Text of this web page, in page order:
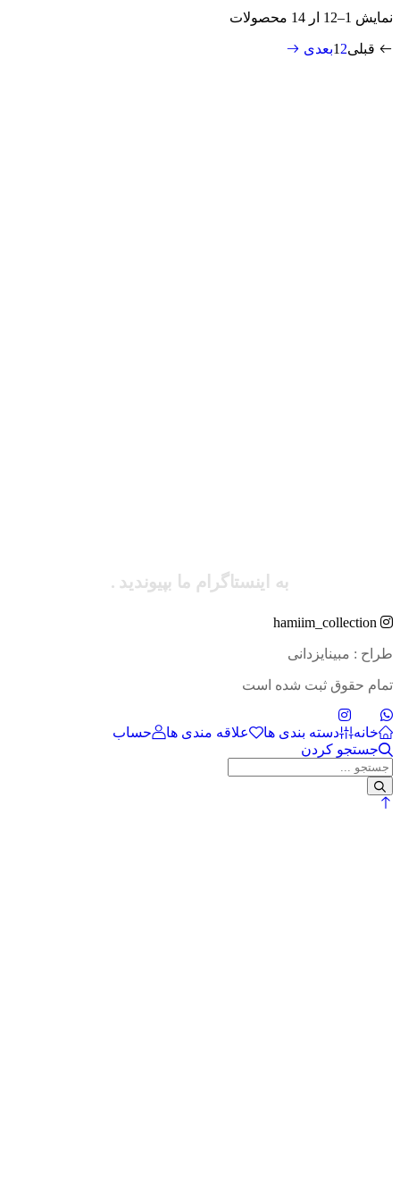
نمایش 1–12 ار 14 محصولات
قبلی 12 بعدی
به اینستاگرام ما بپیوندید .
hamiim_collection
طراح : مبینایزدانی
تمام حقوق ثبت شده است
خانه دسته بندی ها علاقه مندی ها
حساب
جستجو کردن